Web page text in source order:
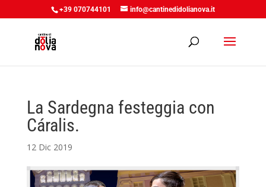
+39 070744101 info@cantinedidolianova.it
La Sardegna festeggia con
Cáralis.
12 Dic 2019